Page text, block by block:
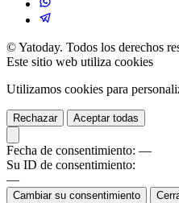
©Yatoday. Todos los derechos
Este sitio web utiliza cookies
Utilizamos cookies para
Rechazar Aceptar todas
Fecha de consentimiento: —
Su ID de consentimiento:
—
Cambiar su consentimiento